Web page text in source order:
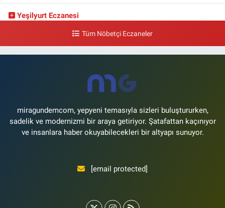
Yeşilyurt Eczanesi
Şenlikköy Mahallesi Eski Halkalı Caddesi 33 Akvaryum Yanı Akua Florya
0 (212) 574 24 20
Tüm Nöbetçi Eczaneler
miragundemcom, yepyeni temasıyla sizleri buluştururken,
sadelik ve modernizmi bir araya getiriyor. Şatafattan kaçınıyor
ve insanlara haber okuyabilecekleri bir altyapı sunuyor.
[email protected]